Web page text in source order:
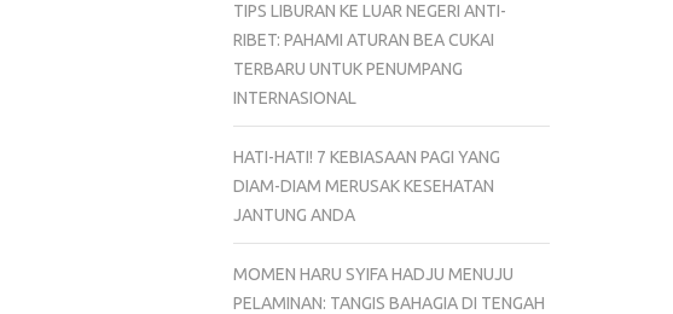
TIPS LIBURAN KE LUAR NEGERI ANTI-
RIBET: PAHAMI ATURAN BEA CUKAI
TERBARU UNTUK PENUMPANG
INTERNASIONAL
HATI-HATI! 7 KEBIASAAN PAGI YANG
DIAM-DIAM MERUSAK KESEHATAN
JANTUNG ANDA
MOMEN HARU SYIFA HADJU MENUJU
PELAMINAN: TANGIS BAHAGIA DI TENGAH